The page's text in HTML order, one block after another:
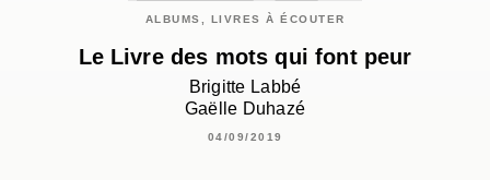
ALBUMS, LIVRES À ÉCOUTER
Le Livre des mots qui font peur
Brigitte Labbé
Gaëlle Duhazé
04/09/2019